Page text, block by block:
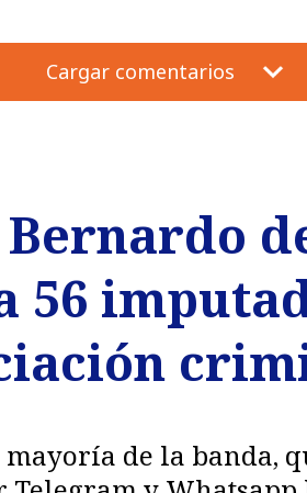
Cargar comentarios
Bernardo
56
de la banda,